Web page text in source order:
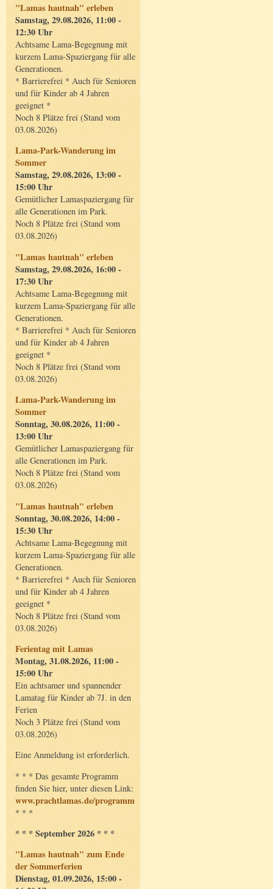
"Lamas hautnah" erleben
Samstag, 29.08.2026, 11:00 -
12:30 Uhr
Achtsame Lama-Begegnung mit
kurzem Lama-Spaziergang für alle
Generationen.
* Barrierefrei * Auch für Senioren
und für Kinder ab 4 Jahren
geeignet *
Noch 8 Plätze frei (Stand vom
03.08.2026)
Lama-Park-Wanderung im
Sommer
Samstag, 29.08.2026, 13:00 -
15:00 Uhr
Gemütlicher Lamaspaziergang für
alle Generationen im Park.
Noch 8 Plätze frei (Stand vom
03.08.2026)
"Lamas hautnah" erleben
Samstag, 29.08.2026, 16:00 -
17:30 Uhr
Achtsame Lama-Begegnung mit
kurzem Lama-Spaziergang für alle
Generationen.
* Barrierefrei * Auch für Senioren
und für Kinder ab 4 Jahren
geeignet *
Noch 8 Plätze frei (Stand vom
03.08.2026)
Lama-Park-Wanderung im
Sommer
Sonntag, 30.08.2026, 11:00 -
13:00 Uhr
Gemütlicher Lamaspaziergang für
alle Generationen im Park.
Noch 8 Plätze frei (Stand vom
03.08.2026)
"Lamas hautnah" erleben
Sonntag, 30.08.2026, 14:00 -
15:30 Uhr
Achtsame Lama-Begegnung mit
kurzem Lama-Spaziergang für alle
Generationen.
* Barrierefrei * Auch für Senioren
und für Kinder ab 4 Jahren
geeignet *
Noch 8 Plätze frei (Stand vom
03.08.2026)
Ferientag mit Lamas
Montag, 31.08.2026, 11:00 -
15:00 Uhr
Ein achtsamer und spannender
Lamatag für Kinder ab 7J. in den
Ferien
Noch 3 Plätze frei (Stand vom
03.08.2026)
Eine Anmeldung ist erforderlich.
* * * Das gesamte Programm
finden Sie hier, unter diesen Link:
www.prachtlamas.de/programm
* * *
* * * September 2026 * * *
"Lamas hautnah" zum Ende
der Sommerferien
Dienstag, 01.09.2026, 15:00 -